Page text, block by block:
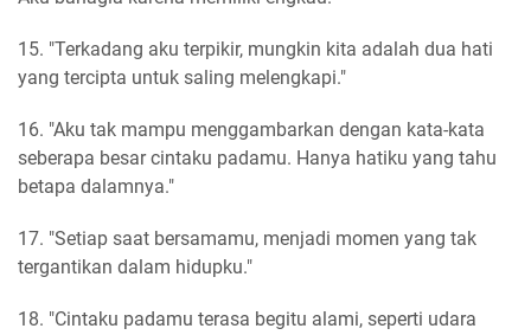
15. "Terkadang aku terpikir, mungkin kita adalah dua hati
yang tercipta untuk saling melengkapi."
16. "Aku tak mampu menggambarkan dengan kata-kata
seberapa besar cintaku padamu. Hanya hatiku yang tahu
betapa dalamnya."
17. "Setiap saat bersamamu, menjadi momen yang tak
tergantikan dalam hidupku."
18. "Cintaku padamu terasa begitu alami, seperti udara